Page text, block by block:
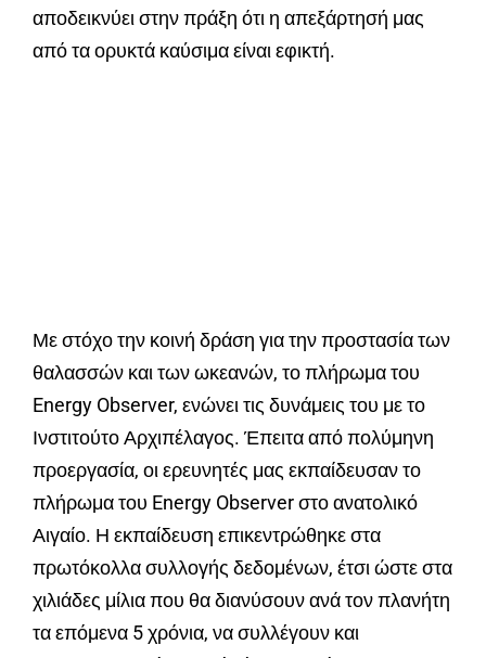
αποδεικνύει στην πράξη ότι η απεξάρτησή μας
από τα ορυκτά καύσιμα είναι εφικτή.
Με στόχο την κοινή δράση για την προστασία των
θαλασσών και των ωκεανών, το πλήρωμα του
Energy Observer, ενώνει τις δυνάμεις του με το
Ινστιτούτο Αρχιπέλαγος. Έπειτα από πολύμηνη
προεργασία, οι ερευνητές μας εκπαίδευσαν το
πλήρωμα του Energy Observer στο ανατολικό
Αιγαίο. Η εκπαίδευση επικεντρώθηκε στα
πρωτόκολλα συλλογής δεδομένων, έτσι ώστε στα
χιλιάδες μίλια που θα διανύσουν ανά τον πλανήτη
τα επόμενα 5 χρόνια, να συλλέγουν και